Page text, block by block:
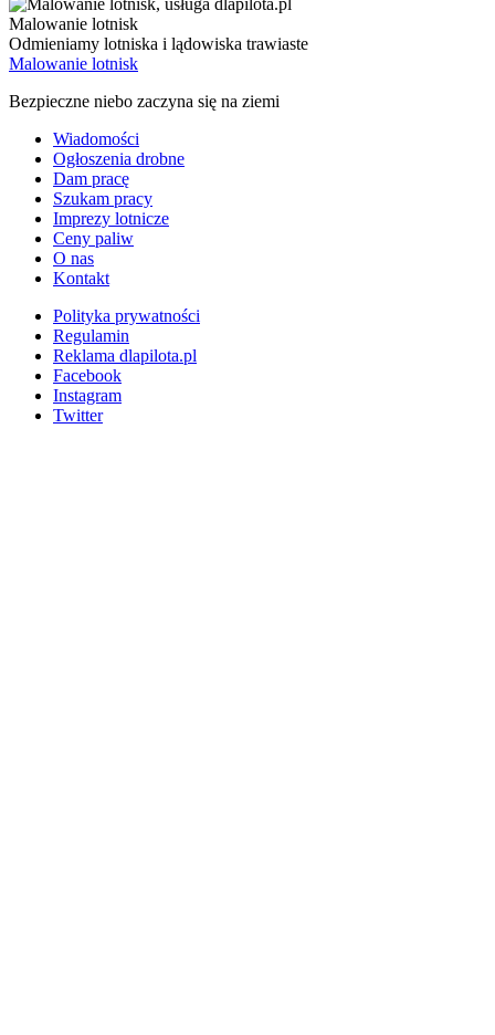
Malowanie lotnisk
Odmieniamy lotniska i lądowiska trawiaste
Malowanie lotnisk
Bezpieczne niebo zaczyna się na ziemi
Wiadomości
Ogłoszenia drobne
Dam pracę
Szukam pracy
Imprezy lotnicze
Ceny paliw
O nas
Kontakt
Polityka prywatności
Regulamin
Reklama dlapilota.pl
Facebook
Instagram
Twitter